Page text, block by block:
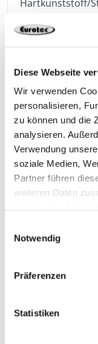
Diese Webseite
Wir verwenden
personalisieren,
zu können und die
analysieren.
Verwendung
soziale Medien,
Partner führen
weiteren Daten
Notwendig
Präferenzen
Statistiken
Hartkunststoff/
mit